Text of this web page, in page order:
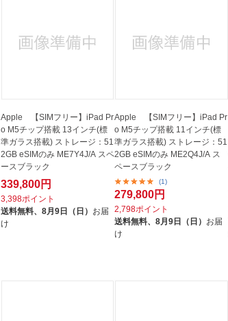
Apple 【SIMフリー】iPad Pr
o M5チップ搭載 13インチ(標
準ガラス搭載) ストレージ：51
2GB eSIMのみ ME7Y4J/A スペ
ースブラック
339,800円
3,398ポイント
送料無料、 8月9日（日） お届
け
Apple 【SIMフリー】iPad Pr
o M5チップ搭載 11インチ(標
準ガラス搭載) ストレージ：51
2GB eSIMのみ ME2Q4J/A ス
ペースブラック
(1)
279,800円
2,798ポイント
送料無料、8月9日（日） お届
け